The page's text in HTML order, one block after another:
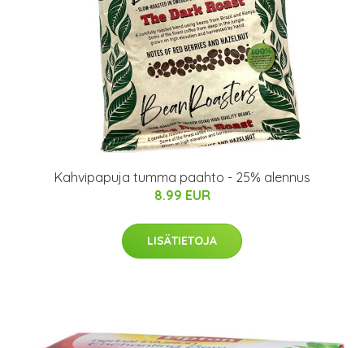
Kahvipapuja tumma paahto - 25% alennus
8.99 EUR
LISÄTIETOJA